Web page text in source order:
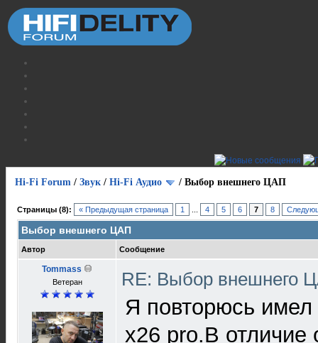
Hi-Fi Forum / Звук / Hi-Fi Аудио / Выбор внешнего ЦАП
Страницы (8): « Предыдущая страница 1 4 5 6 7 8
Выбор внешнего ЦАП
Автор Сообщение
Tommass
Ветеран RE: Выбор внешнего
Я повторюсь
x26 pro.В отличие